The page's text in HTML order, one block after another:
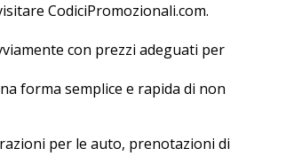
CodiciPromozionali.com.
con prezzi adeguati per
forma semplice e rapida di non
per le auto, prenotazioni di